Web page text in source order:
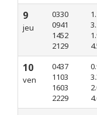
9
jeu
0330
0941
1452
2129
10
ven
0437
1103
1603
2229